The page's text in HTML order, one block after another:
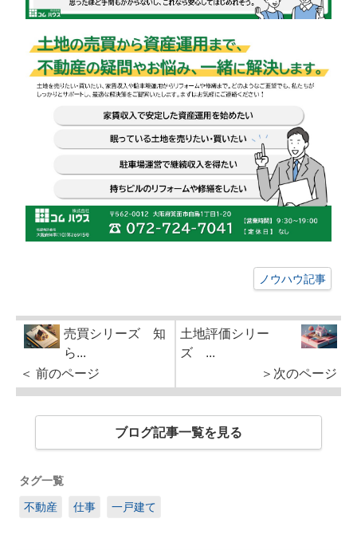
ノウハウ記事
売買シリーズ 知
ら...
＜ 前のページ
土地評価シリー
ズ ...
＞次のページ
ブログ記事一覧を見る
タグ一覧
不動産 仕事 一戸建て